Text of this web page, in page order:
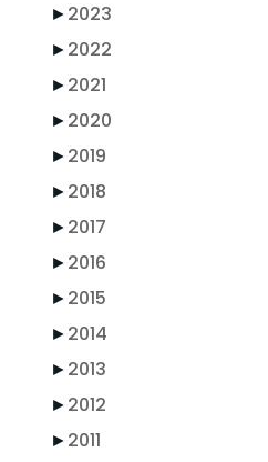
►2023
►2022
►2021
►2020
►2019
►2018
►2017
►2016
►2015
►2014
►2013
►2012
►2011